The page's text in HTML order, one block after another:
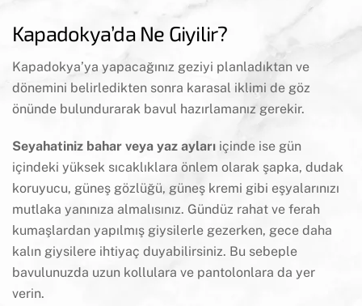
Kapadokya’da Ne Giyilir?
Kapadokya’ya yapacağınız geziyi planladıktan ve
dönemini belirledikten sonra karasal iklimi de göz
önünde bulundurarak bavul hazırlamanız gerekir.
Seyahatiniz bahar veya yaz ayları içinde ise gün
içindeki yüksek sıcaklıklara önlem olarak şapka, dudak
koruyucu, güneş gözlüğü, güneş kremi gibi eşyalarınızı
mutlaka yanınıza almalısınız. Gündüz rahat ve ferah
kumaşlardan yapılmış giysilerle gezerken, gece daha
kalın giysilere ihtiyaç duyabilirsiniz. Bu sebeple
bavulunuzda uzun kollulara ve pantolonlara da yer
verin.